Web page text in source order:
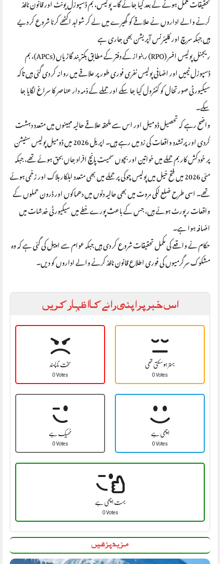
کرنے والے اداروں نے علاقے کو گھیرے میں لے کر شواہد اکٹھے کرنا شروع کر دیے
ہیں جبکہ سرچ اور کلیئرنس آپریشن بھی جاری ہے
ریجنل پولیس افسر (RPO) ربنواز کے دفتر کے مطابق بکتر بند گاڑیاں (APCs)، بم
ڈسپوزل ٹیمیں اور اضافی پولیس نفری فوری طور پر علاقے میں روانہ کر دی گئی ہیں تاکہ
سیکیورٹی صورتحال کو کنٹرول کیا جا سکے اور حملے کے ذمہ دار عناصر کا سراغ لگایا جا
سکے۔
واضح رہے کہ تحصیل ڈومیل اور اس سے ملحقہ علاقے حالیہ مہینوں میں متعدد دہشت
گردی اور پرتشدد واقعات کی زد میں رہے ہیں۔ اپریل 2026 میں ڈومیل پولیس سٹیشن
پر خودکش کار بم حملے میں خواتین اور بچوں سمیت پانچ افراد جاں بحق ہوئے تھے، جبکہ
مئی 2026 میں فتح خیل میں پولیس چوکی پر حملے میں بھی متعدد اہلکار ہلاک اور زخمی ہوئے
تھے۔ اسی طرح ضلع لکی مروت میں بھی حالیہ دنوں میں دھماکوں اور ڈرون حملوں کے
واقعات رپورٹ ہوئے ہیں، جس کے باعث پورے خطے میں سیکیورٹی خدشات میں
اضافہ ہوا ہے۔
حکام نے واقعے کی مکمل تحقیقات شروع کر دی ہیں جبکہ عوام سے اپیل کی گئی ہے کہ وہ
مشکوک سرگرمیوں کی فوری اطلاع قانون نافذ کرنے والے اداروں کو دیں۔
اس خبر پر اپنی رائے کا اظہار کریں
سخت نا پسند
0 Votes
بہتر ہو سکتی تھی
0 Votes
ٹھیک ہے
0 Votes
اچھی ہے
0 Votes
بہت اچھی ہے
0 Votes
مزید پڑھیں